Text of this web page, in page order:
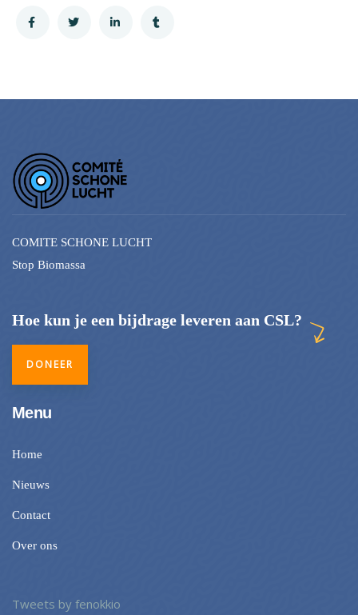
COMITE SCHONE LUCHT
Stop Biomassa
Hoe kun je een bijdrage leveren aan CSL?
DONEER
Menu
Home
Nieuws
Contact
Over ons
Tweets by fenokkio